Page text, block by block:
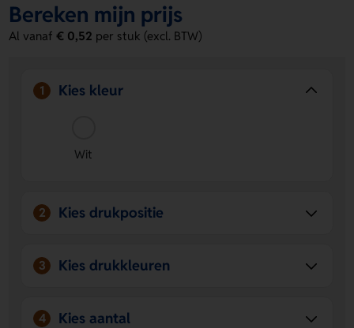
of vraag een prijs op.
Voordelen van de Sleutelhanger Met
Persoonlijk te bedrukken
- Laat een logo, naam of eigen
ontwerp aanbrengen op de Voorzijde of Achterzijde.
Opvallend en leuk
Bereken mijn prijs
Al vanaf€ 0,52 per stuk (excl. BTW)
1 Kies kleur
Wit
2 Kies drukpositie
3 Kies drukkleuren
4 Kies aantal